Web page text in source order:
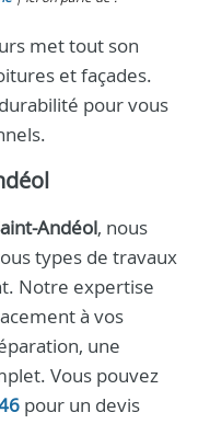
met tout son
et façades.
pour vous
Andéol, nous
types de travaux
Notre expertise
à vos
une
Vous pouvez
pour un devis